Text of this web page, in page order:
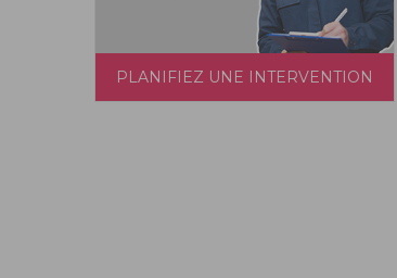
PLANIFIEZ UNE INTERVENTION